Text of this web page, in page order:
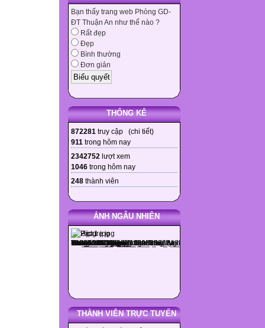
Bạn thấy trang web Phòng GD-
ĐT Thuận An như thế nào ?
Rất đẹp
Đẹp
Bình thường
Đơn giản
THỐNG KÊ
872281 truy cập (chi tiết)
911 trong hôm nay
2342752 lượt xem
1046 trong hôm nay
248 thành viên
ẢNH NGẪU NHIÊN
THÀNH VIÊN TRỰC TUYẾN